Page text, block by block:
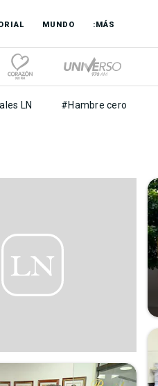
MUNDO :MÁS
LN #Hambre cero